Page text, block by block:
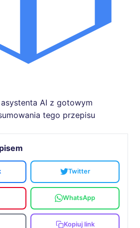
AI z gotowym
tego przepisu
Twitter
WhatsApp
Kopiuj link